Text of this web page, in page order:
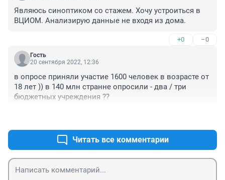
Являюсь синоптиком со стажем. Хочу устроиться в
ВЦИОМ. Анализирую данные не входя из дома.
+0 –0
Гость
20 сентября 2022, 12:36
в опросе приняли участие 1600 человек в возрасте от
18 лет )) в 140 млн странне опросили - два / три
бюджетных учреждения ??
Читать все комментарии